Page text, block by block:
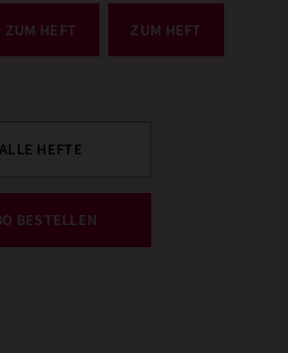
ZUM HEFT ZUM HEFT
ALLE HEFTE
BESTELLEN